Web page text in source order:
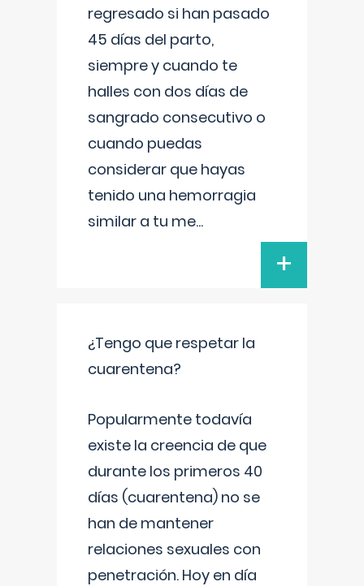
regresado si han pasado
45 días del parto,
siempre y cuando te
halles con dos días de
sangrado consecutivo o
cuando puedas
considerar que hayas
tenido una hemorragia
similar a tu me...
+
¿Tengo que respetar la
cuarentena?
Popularmente todavía
existe la creencia de que
durante los primeros 40
días (cuarentena) no se
han de mantener
relaciones sexuales con
penetración. Hoy en día